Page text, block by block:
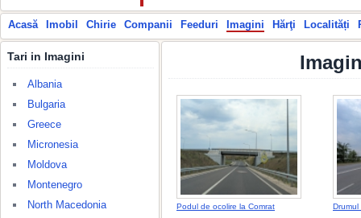
Acasă Imobil Chirie Companii Feeduri Imagini Hărţi Localități
Tari in Imagini
Albania
Bulgaria
Greece
Micronesia
Moldova
Montenegro
North Macedonia
Podul de ocolire la Comrat Drumul